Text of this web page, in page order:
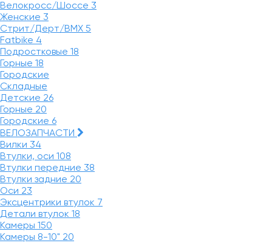
Велокросс/Шоссе 3
Женские 3
Стрит/Дерт/BMX 5
Fatbike 4
Подростковые 18
Горные 18
Городские
Складные
Детские 26
Горные 20
Городские 6
ВЕЛОЗАПЧАСТИ
Вилки 34
Втулки, оси 108
Втулки передние 38
Втулки задние 20
Оси 23
Эксцентрики втулок 7
Детали втулок 18
Камеры 150
Камеры 8-10" 20